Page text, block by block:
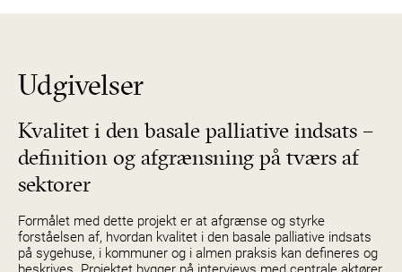
Udgivelser
Kvalitet i den basale palliative indsats –
definition og afgrænsning på tværs af
sektorer
Formålet med dette projekt er at afgrænse og styrke
forståelsen af, hvordan kvalitet i den basale palliative indsats
på sygehuse, i kommuner og i almen praksis kan defineres og
beskrives. Projektet bygger på interviews med centrale aktører